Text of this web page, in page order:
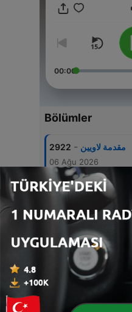
00:00
Bölümler
2922 - مقدمة لاويين
06 Ağu 2026
2921 - لاويين ٨: ١- ١٣
2920 -
05 Ağu 2026
2919 -
05 Ağu 2026
لاويين ٦: ١- ٣٠